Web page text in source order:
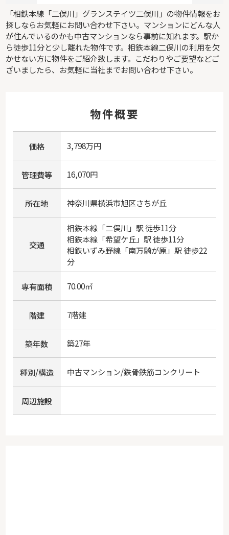
「相鉄本線「二俣川」グランステイツ二俣川」の物件情報をお
探しならお気軽にお問い合わせ下さい。マンションにどんな人
が住んでいるのかも中古マンションなら事前に知れます。駅か
ら徒歩11分と少し離れた物件です。相鉄本線二俣川の利用を欠
かせない方に物件をご紹介致します。こだわりやご要望などご
ざいましたら、お気軽に当社までお問い合わせ下さい。
物件概要
価格 3,798万円
管理費等 16,070円
所在地 神奈川県横浜市旭区さちが丘
交通
相鉄本線「二俣川 」駅 徒歩11分
相鉄本線「希望ケ丘 」駅 徒歩11分
相鉄いずみ野線「南万騎が原」駅 徒歩22
分
専有面積 70.00㎡
階建 7階建
築年数 築27年
種別/構造 中古マンション/鉄骨鉄筋コンクリート
周辺施設